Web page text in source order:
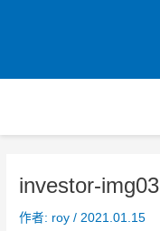
investor-img03
作者: roy/ 2021.01.15